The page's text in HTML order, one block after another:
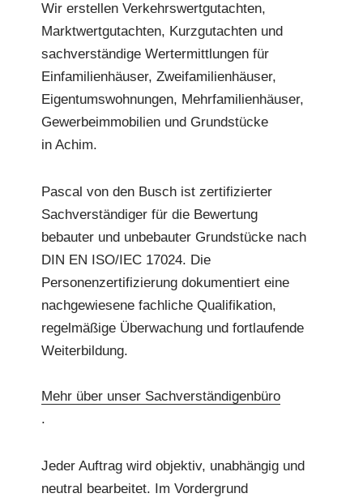
Wir erstellen Verkehrswertgutachten,
Marktwertgutachten, Kurzgutachten und
sachverständige Wertermittlungen für
Einfamilienhäuser, Zweifamilienhäuser,
Eigentumswohnungen, Mehrfamilienhäuser,
Gewerbeimmobilien und Grundstücke
in Achim.
Pascal von den Busch ist zertifizierter
Sachverständiger für die Bewertung
bebauter und unbebauter Grundstücke nach
DIN EN ISO/IEC 17024. Die
Personenzertifizierung dokumentiert eine
nachgewiesene fachliche Qualifikation,
regelmäßige Überwachung und fortlaufende
Weiterbildung.
Mehr über unser Sachverständigenbüro
.
Jeder Auftrag wird objektiv, unabhängig und
neutral bearbeitet. Im Vordergrund